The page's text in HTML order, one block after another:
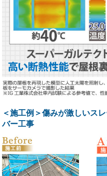
＜施工例＞傷みが激しいス
バー工事